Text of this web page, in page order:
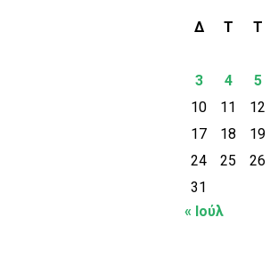
Δ Τ Τ
3
4 5
10
11 12
17
18 19
24
25 26
31
« Ιούλ